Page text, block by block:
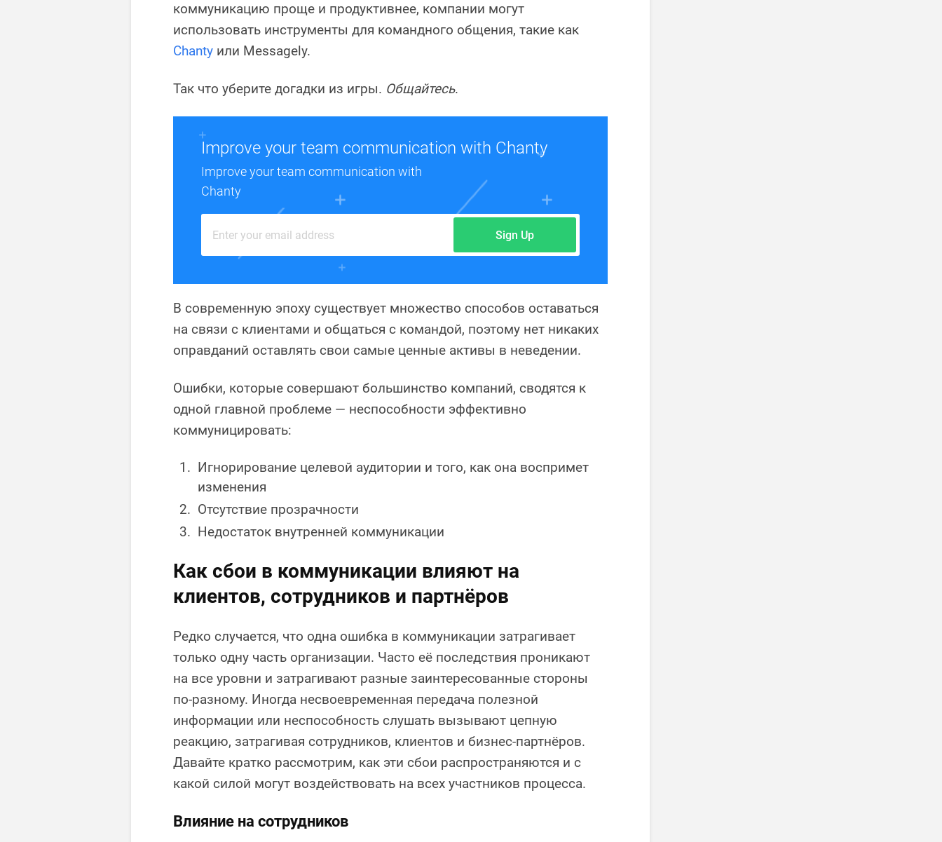
коммуникацию проще и продуктивнее, компании могут
использовать инструменты для командного общения, такие как
Chanty или Messagely.
Так что уберите догадки из игры. Общайтесь.
Improve your team communication with Chanty
Improve your team communication with
Chanty
Sign Up
В современную эпоху существует множество способов оставаться
на связи с клиентами и общаться с командой, поэтому нет никаких
оправданий оставлять свои самые ценные активы в неведении.
Ошибки, которые совершают большинство компаний, сводятся к
одной главной проблеме — неспособности эффективно
коммуницировать:
Игнорирование целевой аудитории и того, как она воспримет
изменения
Отсутствие прозрачности
Недостаток внутренней коммуникации
Как сбои в коммуникации влияют на
клиентов, сотрудников и партнёров
Редко случается, что одна ошибка в коммуникации затрагивает
только одну часть организации. Часто её последствия проникают
на все уровни и затрагивают разные заинтересованные стороны
по-разному. Иногда несвоевременная передача полезной
информации или неспособность слушать вызывают цепную
реакцию, затрагивая сотрудников, клиентов и бизнес-партнёров.
Давайте кратко рассмотрим, как эти сбои распространяются и с
какой силой могут воздействовать на всех участников процесса.
Влияние на сотрудников